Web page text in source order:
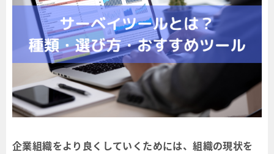
企業組織をより良くしていくためには、組織の現状を